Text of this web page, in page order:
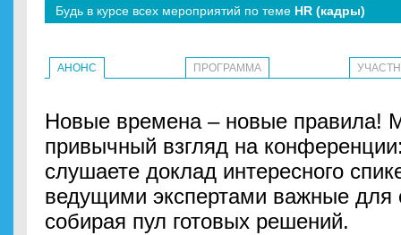
Будь в курсе всех мероприятий по теме HR (кадры)
АНОНС ПРОГРАММА
Новые времена – новые правила!
привычный взгляд на
слушаете доклад интересного
ведущими экспертами важные для
собирая пул готовых решений.